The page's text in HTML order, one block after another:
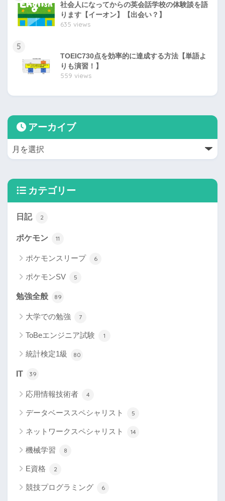
社会人になってからの英会話学校の体験談を語
ります【イーオン】【出会い？】
635 views
5
TOEIC730点を効率的に達成する方法【単語よ
りも演習！】
559 views
アーカイブ
カテゴリー
日記 2
ポケモン 11
ポケモンスリープ 6
ポケモンSV 5
勉強全般 89
大学での勉強 7
ToBeエンジニア試験 1
統計検定1級 80
IT 39
応用情報技術者 4
データベーススペシャリスト 5
ネットワークスペシャリスト 14
機械学習 8
E資格 2
競技プログラミング 6